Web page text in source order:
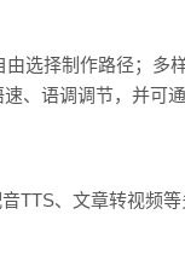
选择制作路径；多
、语调调节，并可
TTS、文章转视频